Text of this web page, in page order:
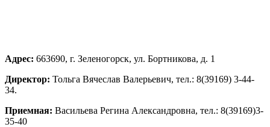
Адрес: 663690, г. Зеленогорск, ул. Бортникова, д. 1
Директор: Тольга Вячеслав Валерьевич, тел.: 8(39169) 3-44-
34.
Приемная: Васильева Регина Александровна, тел.: 8(39169)3-
35-40